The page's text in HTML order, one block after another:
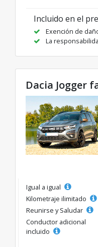
Incluido en el
Exención de
La
Dacia Jogger
Igual a igual
Kilometraje ilimitado
Reunirse y Saludar
Conductor adicional
incluido